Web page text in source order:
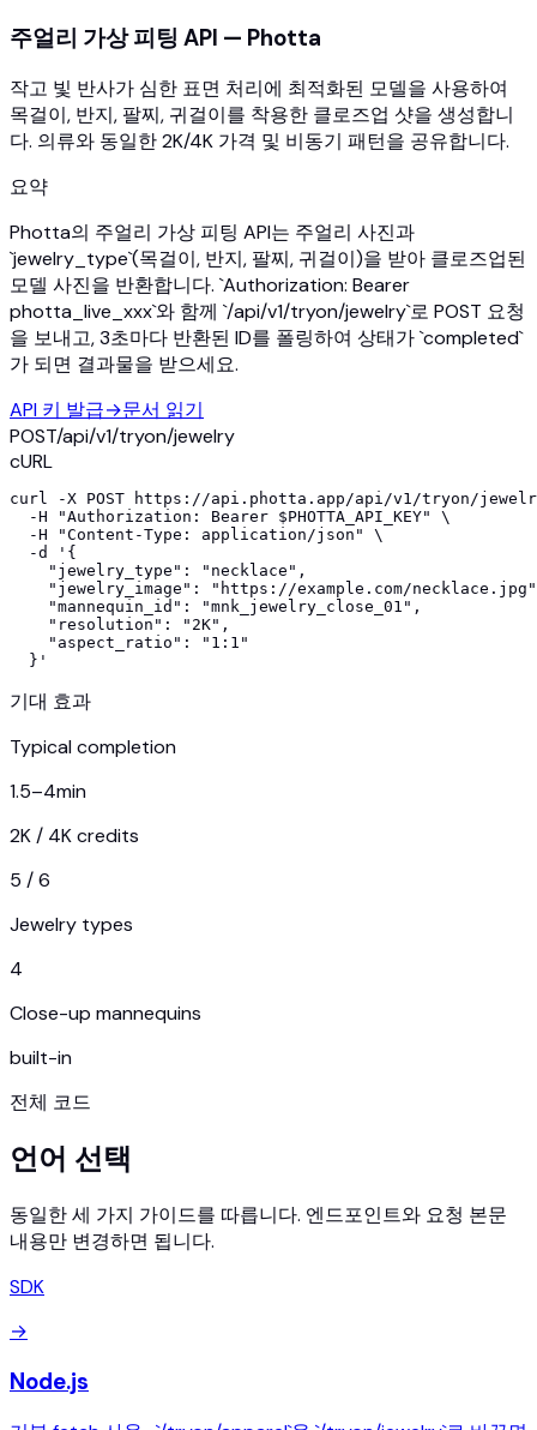
주얼리 가상 피팅 API — Photta
작고 빛 반사가 심한 표면 처리에 최적화된 모델을 사용하여
목걸이, 반지, 팔찌, 귀걸이를 착용한 클로즈업 샷을 생성합니
다. 의류와 동일한 2K/4K 가격 및 비동기 패턴을 공유합니다.
요약
Photta의 주얼리 가상 피팅 API는 주얼리 사진과
`jewelry_type`(목걸이, 반지, 팔찌, 귀걸이)을 받아 클로즈업된
모델 사진을 반환합니다. `Authorization: Bearer
photta_live_xxx`와 함께 `/api/v1/tryon/jewelry`로 POST 요청
을 보내고, 3초마다 반환된 ID를 폴링하여 상태가 `completed`
가 되면 결과물을 받으세요.
API 키 발급→문서 읽기
POST/api/v1/tryon/jewelry
cURL
curl -X POST https://api.photta.app/api/v1/tryon/
  -H "Authorization: Bearer $PHOTTA_API_KEY" \
  -H "Content-Type: application/json" \
  -d '{
    "jewelry_type": "necklace",
"jewelry_image": "https://example.com/
    "mannequin_id": "mnk_jewelry_close_01",
    "resolution": "2K",
    "aspect_ratio": "1:1"
  }'
기대 효과
Typical completion
1.5–4min
2K / 4K credits
5 / 6
Jewelry types
4
Close-up mannequins
built-in
전체 코드
언어 선택
동일한 세 가지 가이드를 따릅니다. 엔드포인트와 요청 본문
내용만 변경하면 됩니다.
SDK
→
Node.js